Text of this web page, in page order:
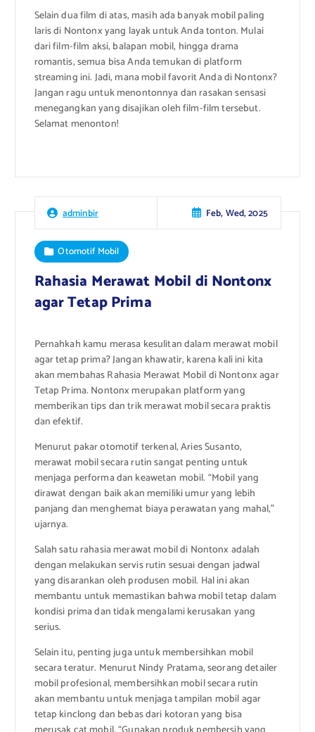
Selain dua film di atas, masih ada banyak mobil paling
laris di Nontonx yang layak untuk Anda tonton. Mulai
dari film-film aksi, balapan mobil, hingga drama
romantis, semua bisa Anda temukan di platform
streaming ini. Jadi, mana mobil favorit Anda di Nontonx?
Jangan ragu untuk menontonnya dan rasakan sensasi
menegangkan yang disajikan oleh film-film tersebut.
Selamat menonton!
adminbir Feb, Wed, 2025
Otomotif Mobil
Rahasia Merawat Mobil di Nontonx
agar Tetap Prima
Pernahkah kamu merasa kesulitan dalam merawat mobil
agar tetap prima? Jangan khawatir, karena kali ini kita
akan membahas Rahasia Merawat Mobil di Nontonx agar
Tetap Prima. Nontonx merupakan platform yang
memberikan tips dan trik merawat mobil secara praktis
dan efektif.
Menurut pakar otomotif terkenal, Aries Susanto,
merawat mobil secara rutin sangat penting untuk
menjaga performa dan keawetan mobil. “Mobil yang
dirawat dengan baik akan memiliki umur yang lebih
panjang dan menghemat biaya perawatan yang mahal,”
ujarnya.
Salah satu rahasia merawat mobil di Nontonx adalah
dengan melakukan servis rutin sesuai dengan jadwal
yang disarankan oleh produsen mobil. Hal ini akan
membantu untuk memastikan bahwa mobil tetap dalam
kondisi prima dan tidak mengalami kerusakan yang
serius.
Selain itu, penting juga untuk membersihkan mobil
secara teratur. Menurut Nindy Pratama, seorang detailer
mobil profesional, membersihkan mobil secara rutin
akan membantu untuk menjaga tampilan mobil agar
tetap kinclong dan bebas dari kotoran yang bisa